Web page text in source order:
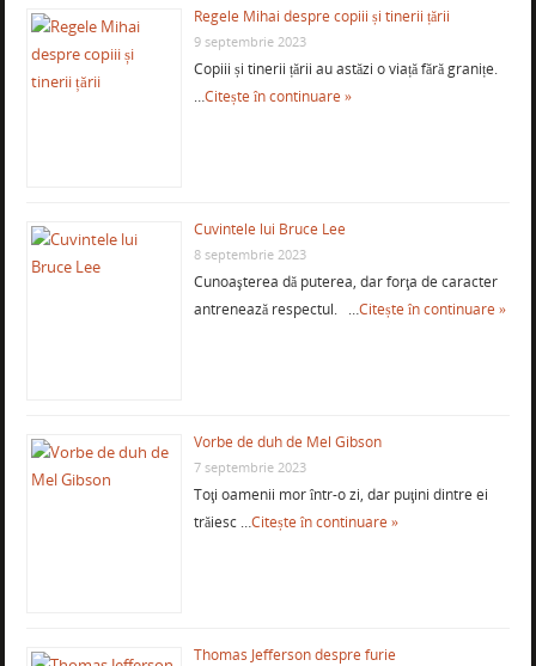
Regele Mihai despre copiii și tinerii țării
9 septembrie 2023
Copiii și tinerii țării au astăzi o viață fără granițe.
…Citește în continuare »
Cuvintele lui Bruce Lee
8 septembrie 2023
Cunoaşterea dă puterea, dar forţa de caracter
antrenează respectul. …Citește în continuare »
Vorbe de duh de Mel Gibson
7 septembrie 2023
Toţi oamenii mor într-o zi, dar puţini dintre ei
trăiesc …Citește în continuare »
Thomas Jefferson despre furie